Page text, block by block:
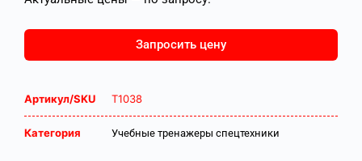
Запросить цену
Артикул/SKU Т1038
Категория Учебные тренажеры спецтехники